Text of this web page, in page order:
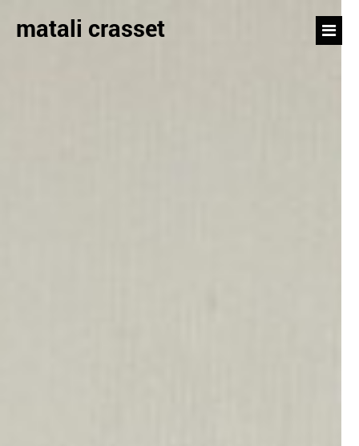
matali crasset